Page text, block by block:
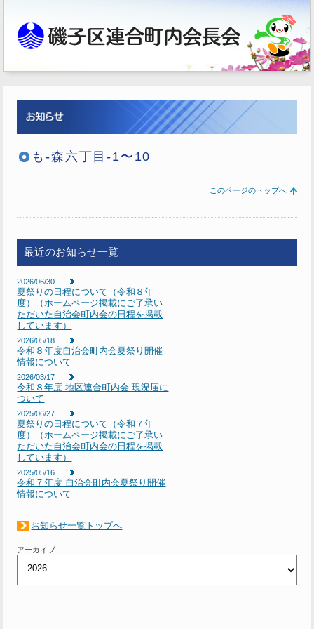
も-森六丁目-1〜10
このページのトップへ
最近のお知らせ一覧
2026/06/30
夏祭りの日程について（令和８年
度）（ホームページ掲載にご了承い
ただいた自治会町内会の日程を掲載
しています）
2026/05/18
令和８年度自治会町内会夏祭り開催
情報について
2026/03/17
令和８年度 地区連合町内会 現況届に
ついて
2025/06/27
夏祭りの日程について（令和７年
度）（ホームページ掲載にご了承い
ただいた自治会町内会の日程を掲載
しています）
2025/05/16
令和７年度 自治会町内会夏祭り開催
情報について
お知らせ一覧トップへ
アーカイブ